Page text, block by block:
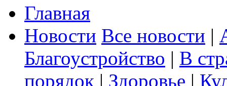
Главная
Новости Все новости |
Благоустройство | В
порядок | Здоровье |